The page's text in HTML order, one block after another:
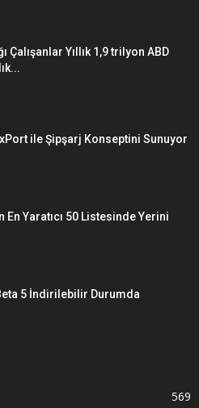
Çalışanlar Yıllık 1,9 trilyon ABD
ile Şipşarj Konseptini Sunuyor
En Yaratıcı 50 Listesinde Yerini
5 İndirilebilir Durumda
569